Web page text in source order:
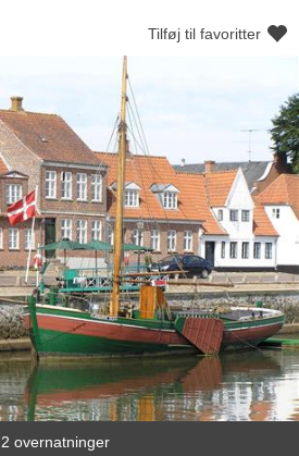
Tilføj til favoritter
2 overnatninger